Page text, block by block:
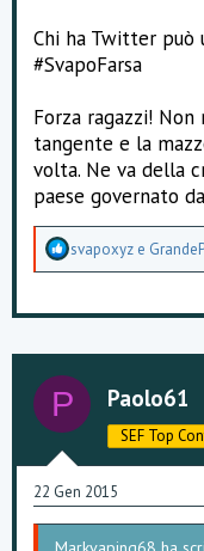
Chi ha Twitter può
#SvapoFarsa
Forza ragazzi!
tangente e la
volta. Ne va della
paese governato
A
e
a
m
n
t
:
svapoxyz e
P Paolo61
SEF Top
22 Gen 2015